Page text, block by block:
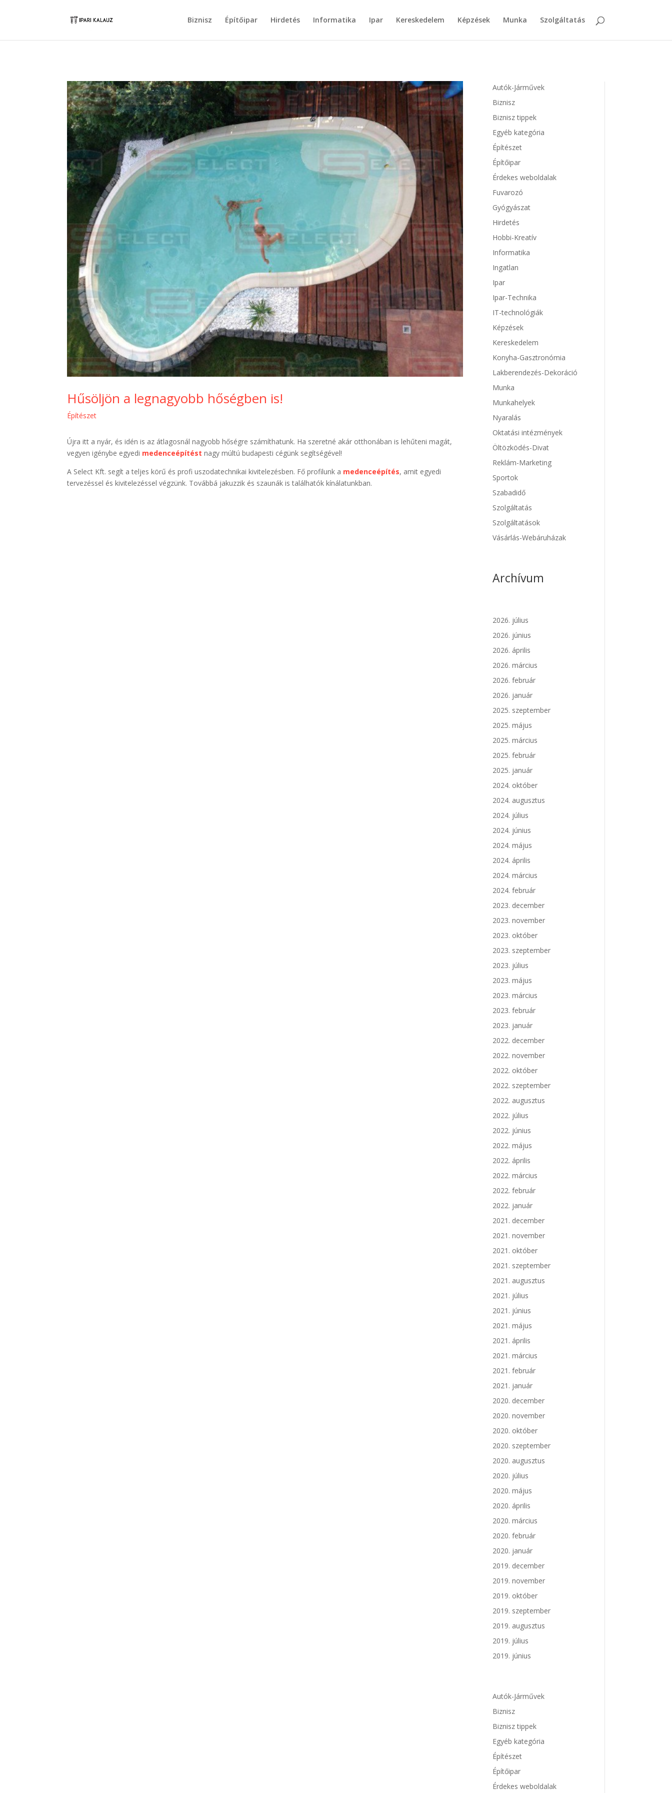
Biznisz Építőipar Hirdetés Informatika Ipar Kereskedelem Képzések Munka Szolgáltatás
Hűsöljön a legnagyobb hőségben is!
Építészet
Újra itt a nyár, és idén is az átlagosnál nagyobb hőségre számíthatunk. Ha szeretné akár otthonában is lehűteni magát,
vegyen igénybe egyedi medenceépítést nagy múltú budapesti cégünk segítségével!
A Select Kft. segít a teljes körű és profi uszodatechnikai kivitelezésben. Fő profilunk a medenceépítés, amit egyedi
tervezéssel és kivitelezéssel végzünk. Továbbá jakuzzik és szaunák is találhatók kínálatunkban.
Autók-Járművek
Biznisz
Biznisz tippek
Egyéb kategória
Építészet
Építőipar
Érdekes weboldalak
Fuvarozó
Gyógyászat
Hirdetés
Hobbi-Kreatív
Informatika
Ingatlan
Ipar
Ipar-Technika
IT-technológiák
Képzések
Kereskedelem
Konyha-Gasztronómia
Lakberendezés-Dekoráció
Munka
Munkahelyek
Nyaralás
Oktatási intézmények
Öltözködés-Divat
Reklám-Marketing
Sportok
Szabadidő
Szolgáltatás
Szolgáltatások
Vásárlás-Webáruházak
Archívum
2026. július
2026. június
2026. április
2026. március
2026. február
2026. január
2025. szeptember
2025. május
2025. március
2025. február
2025. január
2024. október
2024. augusztus
2024. július
2024. június
2024. május
2024. április
2024. március
2024. február
2023. december
2023. november
2023. október
2023. szeptember
2023. július
2023. május
2023. március
2023. február
2023. január
2022. december
2022. november
2022. október
2022. szeptember
2022. augusztus
2022. július
2022. június
2022. május
2022. április
2022. március
2022. február
2022. január
2021. december
2021. november
2021. október
2021. szeptember
2021. augusztus
2021. július
2021. június
2021. május
2021. április
2021. március
2021. február
2021. január
2020. december
2020. november
2020. október
2020. szeptember
2020. augusztus
2020. július
2020. május
2020. április
2020. március
2020. február
2020. január
2019. december
2019. november
2019. október
2019. szeptember
2019. augusztus
2019. július
2019. június
Autók-Járművek
Biznisz
Biznisz tippek
Egyéb kategória
Építészet
Építőipar
Érdekes weboldalak